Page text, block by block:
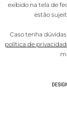
exibido na tela de
estão
Caso tenha
política de